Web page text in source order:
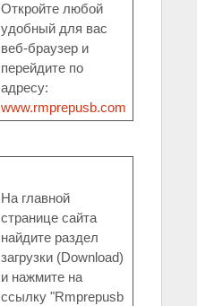
Откройте любой
удобный для вас
веб-браузер и
перейдите по
адресу:
www.rmprepusb.com
На главной
странице сайта
найдите раздел
загрузки (Download)
и нажмите на
ссылку "Rmprepusb